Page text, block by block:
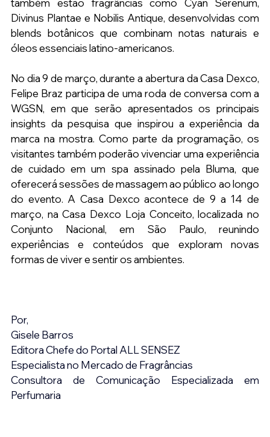
Divinus Plantae e Nobilis Antique, desenvolvidas com
blends botânicos que combinam notas naturais e
óleos essenciais latino-americanos.
No dia 9 de março, durante a abertura da Casa Dexco,
Felipe Braz participa de uma roda de conversa com a
WGSN, em que serão apresentados os principais
insights da pesquisa que inspirou a experiência da
marca na mostra. Como parte da programação, os
visitantes também poderão vivenciar uma experiência
de cuidado em um spa assinado pela Bluma, que
oferecerá sessões de massagem ao público ao longo
do evento. A Casa Dexco acontece de 9 a 14 de
março, na Casa Dexco Loja Conceito, localizada no
Conjunto Nacional, em São Paulo, reunindo
experiências e conteúdos que exploram novas
formas de viver e sentir os ambientes.
Por,
Gisele Barros
Editora Chefe do Portal ALL SENSEZ
Especialista no Mercado de Fragrâncias
Consultora de Comunicação Especializada em
Perfumaria